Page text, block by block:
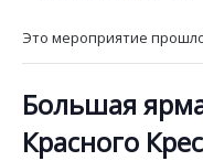
Это мероприятие
Большая
Красного